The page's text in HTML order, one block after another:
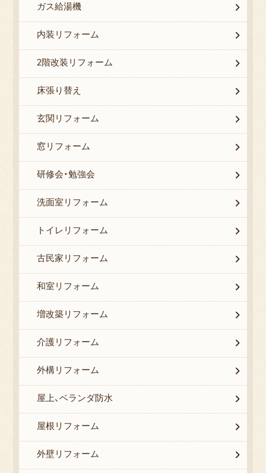
ガス給湯機
内装リフォーム
2階改装リフォーム
床張り替え
玄関リフォーム
窓リフォーム
研修会・勉強会
洗面室リフォーム
トイレリフォーム
古民家リフォーム
和室リフォーム
増改築リフォーム
介護リフォーム
外構リフォーム
屋上、ベランダ防水
屋根リフォーム
外壁リフォーム